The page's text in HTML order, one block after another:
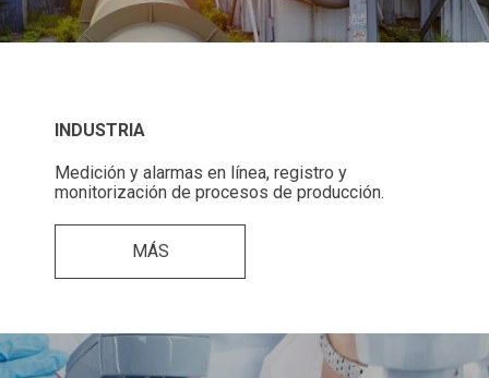
INDUSTRIA
Medición y alarmas en línea, registro y
monitorización de procesos de producción.
MÁS